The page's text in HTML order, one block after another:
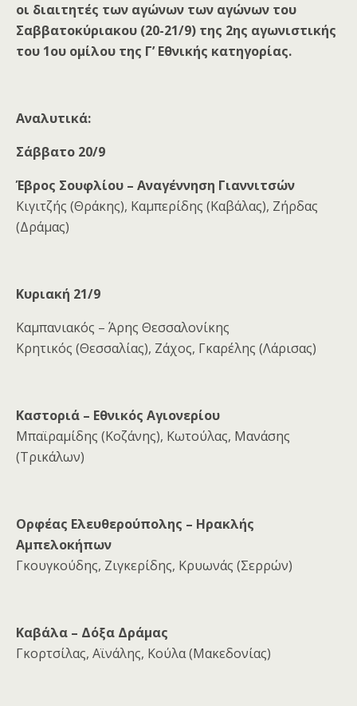
οι διαιτητές των αγώνων των αγώνων του
Σαββατοκύριακου (20-21/9) της 2ης αγωνιστικής
του 1ου ομίλου της Γ’ Εθνικής κατηγορίας.
Αναλυτικά:
Σάββατο 20/9
Έβρος Σουφλίου – Αναγέννηση Γιαννιτσών
Κιγιτζής (Θράκης), Καμπερίδης (Καβάλας), Ζήρδας
(Δράμας)
Κυριακή 21/9
Καμπανιακός – Άρης Θεσσαλονίκης
Κρητικός (Θεσσαλίας), Ζάχος, Γκαρέλης (Λάρισας)
Καστοριά – Εθνικός Αγιονερίου
Μπαϊραμίδης (Κοζάνης), Κωτούλας, Μανάσης
(Τρικάλων)
Ορφέας Ελευθερούπολης – Ηρακλής
Αμπελοκήπων
Γκουγκούδης, Ζιγκερίδης, Κρυωνάς (Σερρών)
Καβάλα – Δόξα Δράμας
Γκορτσίλας, Αϊνάλης, Κούλα (Μακεδονίας)